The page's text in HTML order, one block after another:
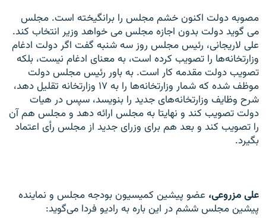
مصوبه دولت اکنون خشم مجلس را برانگیخته است. مجلس
مى گوید دولت بدون اجازه مجلس مى خواهد وزیر انتخاب کند.
على لاریجانى، رئیس مجلس روز سه شنبه گفت اگر دولت ادغام
وزارتخانه‌ها را تصویب کرده است، به ‎معناى ادغام نیست، بلکه
‌تصویب دولت مقدمه کار است. به باور رئیس مجلس دولت
موظف شده که شمار وزارتخانه‌ها را به ۱۷ وزارتخانه تقلیل دهد،
شرح وظایف وزارتخانه‌هاى جدید را بنویسد، ‌سپس در هیات
دولت تصویب کند و نهایتا به مجلس ارائه دهد و مجلس هم‌ آن‌
را تصویب کند و بعد هم براى وزراى جدید از مجلس رأى اعتماد
بگیرد.
على مزروعى، عضو پیشین کمیسیون بودجه مجلس و نماینده
پیشین مجلس ششم در این باره به رادیو فردا می‌گوید: